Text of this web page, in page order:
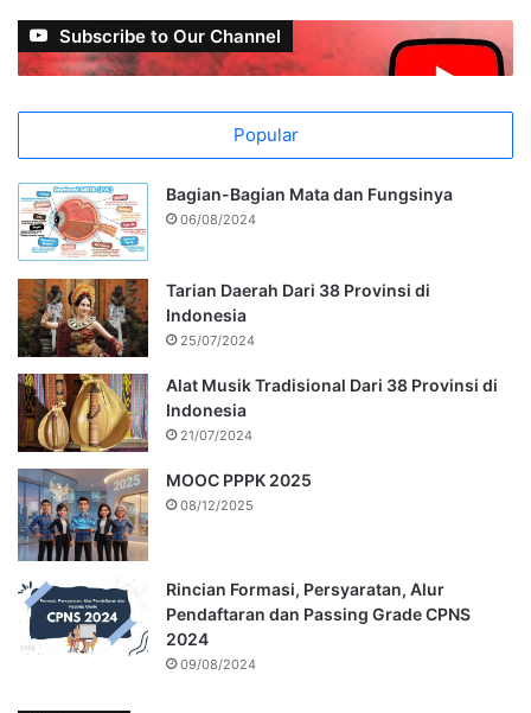
Subscribe to Our Channel
Popular
Bagian-Bagian Mata dan Fungsinya
06/08/2024
Tarian Daerah Dari 38 Provinsi di
Indonesia
25/07/2024
Alat Musik Tradisional Dari 38 Provinsi di
Indonesia
21/07/2024
MOOC PPPK 2025
08/12/2025
Rincian Formasi, Persyaratan, Alur
Pendaftaran dan Passing Grade CPNS
2024
09/08/2024